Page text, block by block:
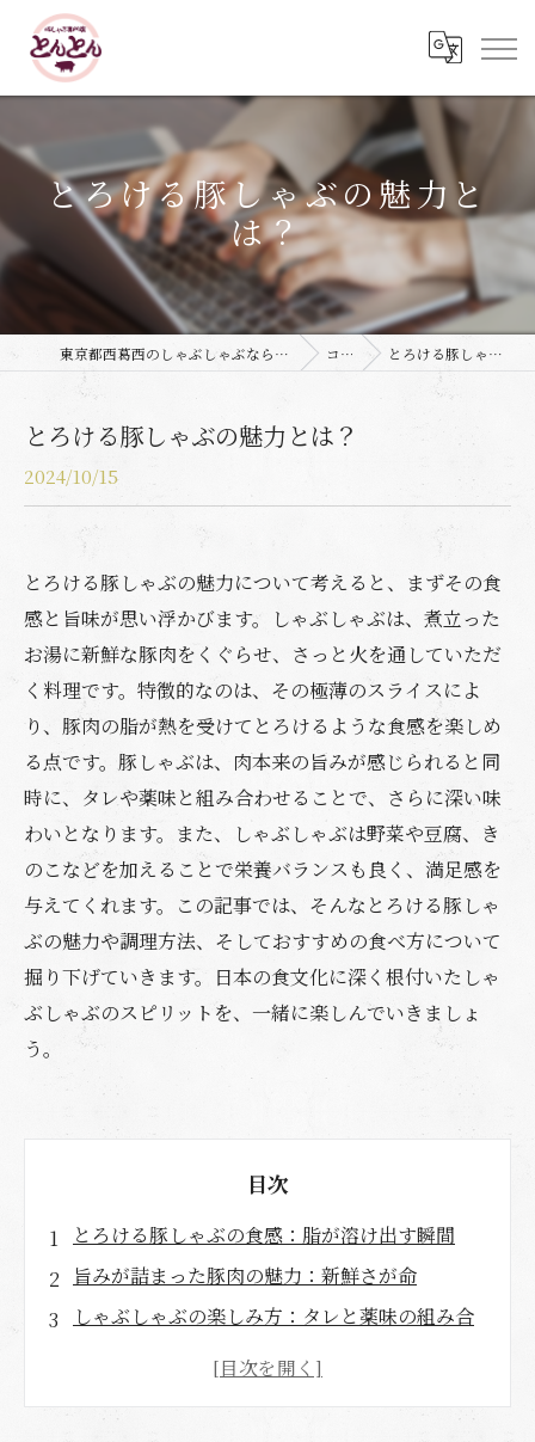
とろける豚しゃぶの魅力と
は？
東京都西葛西のしゃぶしゃぶなら豚しゃぶ専門店 とんとん コラム とろける豚しゃぶの魅力とは？
とろける豚しゃぶの魅力とは？
2024/10/15
とろける豚しゃぶの魅力について考えると、まずその食
感と旨味が思い浮かびます。しゃぶしゃぶは、煮立った
お湯に新鮮な豚肉をくぐらせ、さっと火を通していただ
く料理です。特徴的なのは、その極薄のスライスによ
り、豚肉の脂が熱を受けてとろけるような食感を楽しめ
る点です。豚しゃぶは、肉本来の旨みが感じられると同
時に、タレや薬味と組み合わせることで、さらに深い味
わいとなります。また、しゃぶしゃぶは野菜や豆腐、き
のこなどを加えることで栄養バランスも良く、満足感を
与えてくれます。この記事では、そんなとろける豚しゃ
ぶの魅力や調理方法、そしておすすめの食べ方について
掘り下げていきます。日本の食文化に深く根付いたしゃ
ぶしゃぶのスピリットを、一緒に楽しんでいきましょ
う。
目次
とろける豚しゃぶの食感：脂が溶け出す瞬間
旨みが詰まった豚肉の魅力：新鮮さが命
しゃぶしゃぶの楽しみ方：タレと薬味の組み合